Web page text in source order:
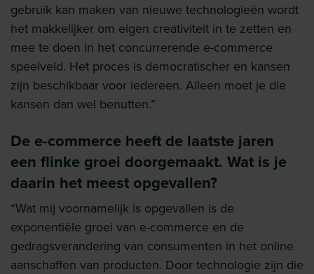
gebruik kan maken van nieuwe technologieën wordt
het makkelijker om eigen creativiteit in te zetten en
mee te doen in het concurrerende e-commerce
speelveld. Het proces is democratischer en kansen
zijn beschikbaar voor iedereen. Alleen moet je die
kansen dan wel benutten.”
De e-commerce heeft de laatste jaren
een flinke groei doorgemaakt. Wat is je
daarin het meest opgevallen?
“Wat mij voornamelijk is opgevallen is de
exponentiële groei van e-commerce en de
gedragsverandering van consumenten in het online
aanschaffen van producten. Door technologie zijn die